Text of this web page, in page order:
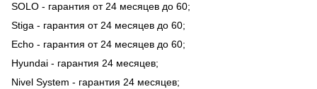
SOLO - гарантия от 24 месяцев до 60;
Stiga - гарантия от 24 месяцев до 60;
Echo - гарантия от 24 месяцев до 60;
Hyundai - гарантия 24 месяцев;
Nivel System - гарантия 24 месяцев;